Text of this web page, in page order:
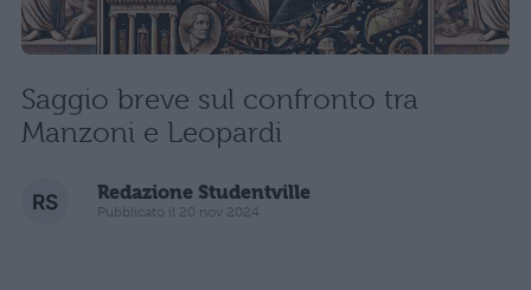
Saggio breve sul confronto tra
Manzoni e Leopardi
Redazione Studentville
Pubblicato il 20 nov 2024